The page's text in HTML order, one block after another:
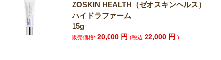
ZOSKIN HEALTH（ゼオスキンヘルス）
ハイドラファーム
15g
販売価格: 20,000 円(税込 22,000 円)